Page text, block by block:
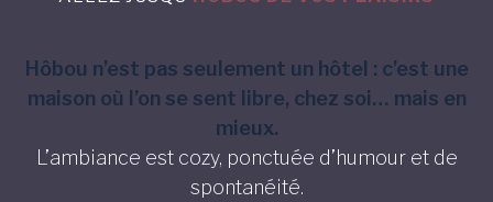
Hôbou n’est pas seulement un hôtel : c’est une
maison où l’on se sent libre, chez soi… mais en
mieux.
L’ambiance est cozy, ponctuée d’humour et de
spontanéité.